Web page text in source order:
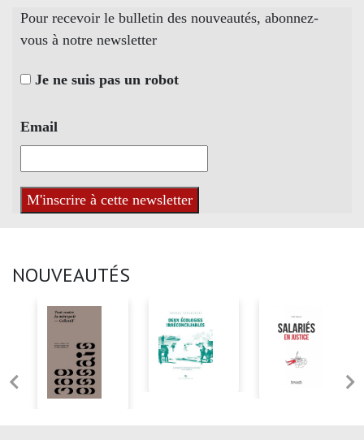
Pour recevoir le bulletin des nouveautés, abonnez-
vous à notre newsletter
Je ne suis pas un robot
Email
NOUVEAUTÉS